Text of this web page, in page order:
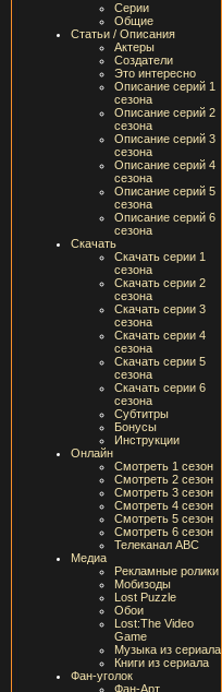
Серии
Общие
Статьи / Описания
Актеры
Создатели
Это интересно
Описание серий 1
сезона
Описание серий 2
сезона
Описание серий 3
сезона
Описание серий 4
сезона
Описание серий 5
сезона
Описание серий 6
сезона
Скачать
Скачать серии 1
сезона
Скачать серии 2
сезона
Скачать серии 3
сезона
Скачать серии 4
сезона
Скачать серии 5
сезона
Скачать серии 6
сезона
Субтитры
Бонусы
Инструкции
Онлайн
Смотреть 1 сезон
Смотреть 2 сезон
Смотреть 3 сезон
Смотреть 4 сезон
Смотреть 5 сезон
Смотреть 6 сезон
Телеканал ABC
Медиа
Рекламные ролики
Мобизоды
Lost Puzzle
Обои
Lost:The Video
Game
Музыка из сериала
Книги из сериала
Фан-уголок
Фан-Арт